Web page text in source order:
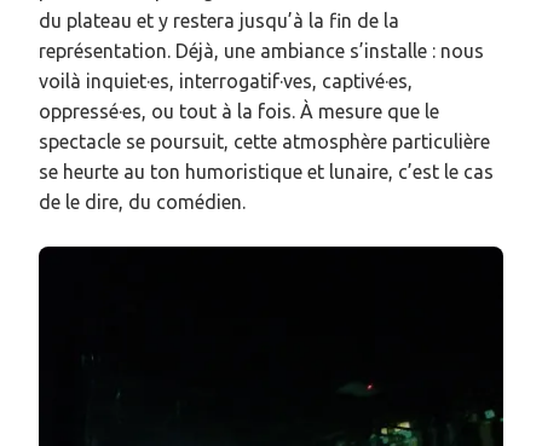
du plateau et y restera jusqu’à la fin de la
représentation. Déjà, une ambiance s’installe : nous
voilà inquiet·es, interrogatif·ves, captivé·es,
oppressé·es, ou tout à la fois. À mesure que le
spectacle se poursuit, cette atmosphère particulière
se heurte au ton humoristique et lunaire, c’est le cas
de le dire, du comédien.